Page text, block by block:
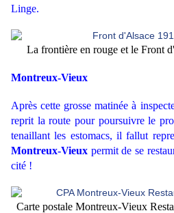
Linge.
La frontière en rouge et le Front
Montreux-Vieux
Après cette grosse matinée à
reprit la route pour poursuivre le
tenaillant les estomacs, il fallut
Montreux-Vieux permit de se
cité !
Carte postale Montreux-Vieux